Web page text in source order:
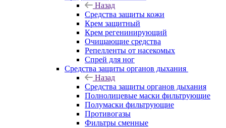
Назад
Средства защиты кожи
Крем защитный
Крем регенинирующий
Очищающие средства
Репелленты от насекомых
Спрей для ног
Средства защиты органов дыхания
Назад
Средства защиты органов дыхания
Полнолицевые маски фильтрующие
Полумаски фильтрующие
Противогазы
Фильтры сменные